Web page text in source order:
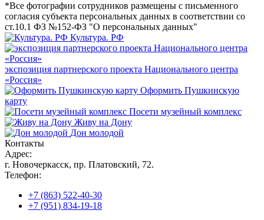
*Все фотографии сотрудников размещены с письменного
согла­сия субъекта персона­льных данных в соотв­етствии со
ст.10.1 ФЗ №152-ФЗ "О персона­льных данных"
Культура. РФ
экспозиция партнерского проекта Национального центра
«Россия»
Оформить Пушкинскую
карту
Посети музейный комплекс
Живу на Дону
Дон молодой
Контакты
Адрес:
г. Новочеркасск, пр. Платовский, 72.
Телефон:
+7 (863) 522-40-30
+7 (951) 834-19-18